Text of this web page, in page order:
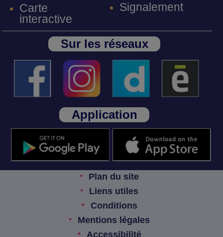
Carte
interactive
Signalement
Sur les réseaux
Application
Plan du site
Liens utiles
Conditions
Mentions légales
Accessibilité